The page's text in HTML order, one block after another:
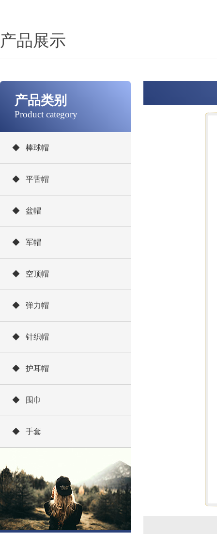
产品展示
产品类别
Product category
◆ 棒球帽
◆ 平舌帽
◆ 盆帽
◆ 军帽
◆ 空顶帽
◆ 弹力帽
◆ 针织帽
◆ 护耳帽
◆ 围巾
◆ 手套